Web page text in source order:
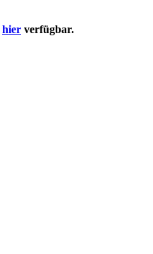
hier verfügbar.